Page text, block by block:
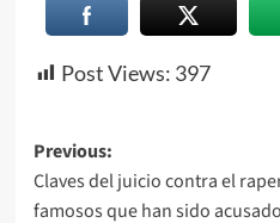
Post Views: 397
Previous:
Claves del juicio contra el
famosos que han sido